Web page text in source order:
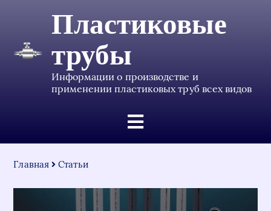
Пластиковые
трубы
Информации о производстве и
применении пластиковых труб всех видов
Главная Статьи